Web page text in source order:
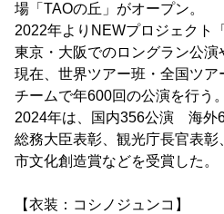
場「TAOの丘」がオープン。
2022年よりNEWプロジェクト
東京・大阪でのロングラン公演
現在、世界ツアー班・全国ツ
チームで年600回の公演を行う。
2024年は、国内356公演 海外
総務大臣表彰、観光庁長官表彰
市文化創造賞などを受賞した。
【衣装：コシノジュンコ】